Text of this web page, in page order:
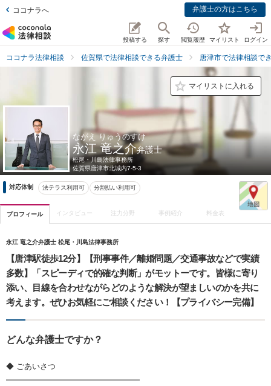
ココナラへ 弁護士の方はこちら
投稿する 探す 閲覧履歴 マイリスト ログイン
ココナラ法律相談 佐賀県で法律相談できる弁護士 唐津市で法律相談で
マイリストに入れる
ながえ りゅうのすけ
永江 竜之介弁護士
松尾・川島法律事務所
佐賀県唐津市北城内7-5-3
対応体制 法テラス利用可 分割払い利用可
プロフィール インタビュー 注力分野 事例紹介 料金表
永江 竜之介弁護士 松尾・川島法律事務所
【唐津駅徒歩12分】【刑事事件／離婚問題／交通事故などで実績
多数】「スピーディで的確な判断」がモットーです。皆様に寄り
添い、目線を合わせながらどのような解決が望ましいのかを共に
考えます。ぜひお気軽にご相談ください！【プライバシー完備】
どんな弁護士ですか？
◆ ごあいさつ
━━━━━━━━━━━━━━━━━